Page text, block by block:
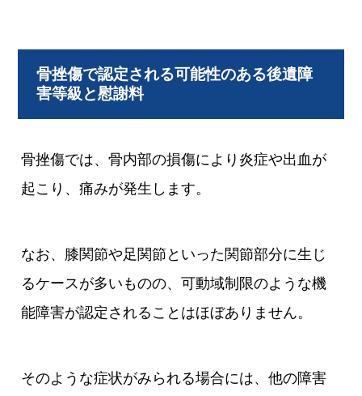
骨挫傷で認定される可能性のある後遺障
害等級と慰謝料
骨挫傷では、骨内部の損傷により炎症や出血が
起こり、痛みが発生します。
なお、膝関節や足関節といった関節部分に生じ
るケースが多いものの、可動域制限のような機
能障害が認定されることはほぼありません。
そのような症状がみられる場合には、他の障害